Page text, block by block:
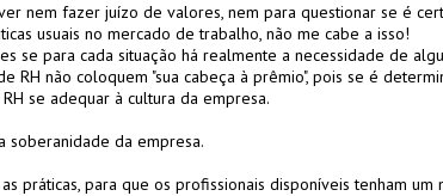
nem fazer juízo de valores, nem para questionar se é
usuais no mercado de trabalho, não me cabe a isso!
se para cada situação há realmente a necessidade de
RH não coloquem "sua cabeça à prêmio", pois se é
se adequar à cultura da empresa.
soberanidade da empresa.
práticas, para que os profissionais disponíveis tenham um